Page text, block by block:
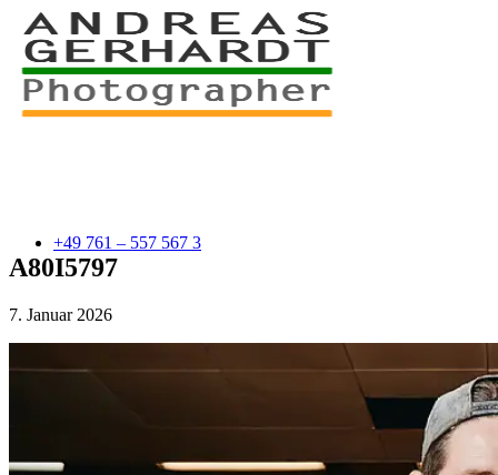
+49 761 – 557 567 3
Portfolio
A80I5797
7. Januar 2026